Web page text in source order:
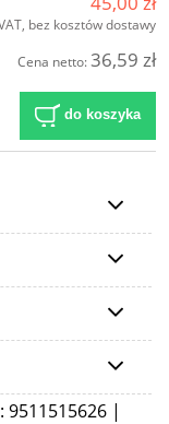
bez kosztów dostawy
Cena netto:36,59 zł
do koszyka
9511515626 |